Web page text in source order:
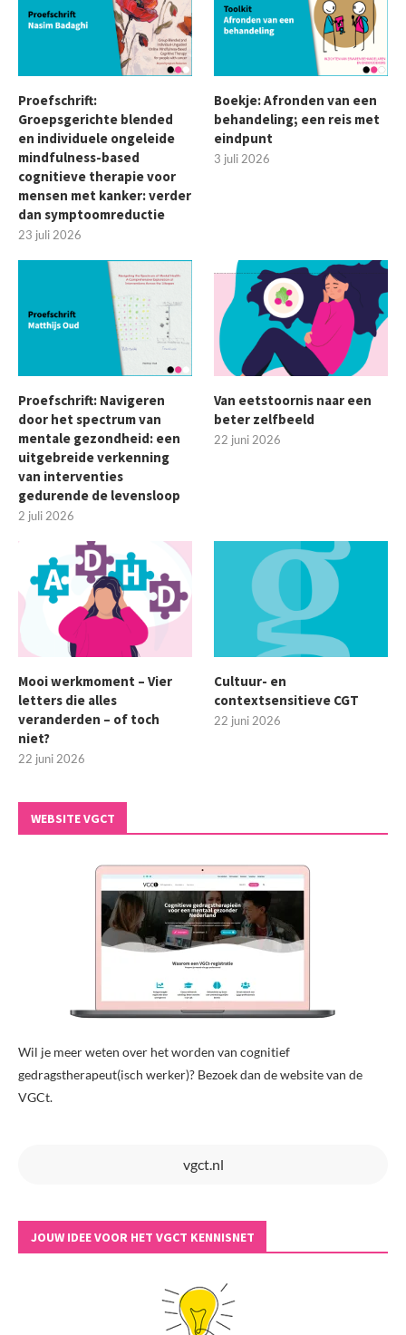
Proefschrift:
Groepsgerichte blended
en individuele ongeleide
mindfulness-based
cognitieve therapie voor
mensen met kanker: verder
dan symptoomreductie
23 juli 2026
Boekje: Afronden van een
behandeling; een reis met
eindpunt
3 juli 2026
Proefschrift: Navigeren
door het spectrum van
mentale gezondheid: een
uitgebreide verkenning
van interventies
gedurende de levensloop
2 juli 2026
Van eetstoornis naar een
beter zelfbeeld
22 juni 2026
Mooi werkmoment – Vier
letters die alles
veranderden – of toch
niet?
22 juni 2026
Cultuur- en
contextsensitieve CGT
22 juni 2026
WEBSITE VGCT
Wil je meer weten over het worden van cognitief
gedragstherapeut(isch werker)? Bezoek dan de website van de
VGCt.
vgct.nl
JOUW IDEE VOOR HET VGCT KENNISNET